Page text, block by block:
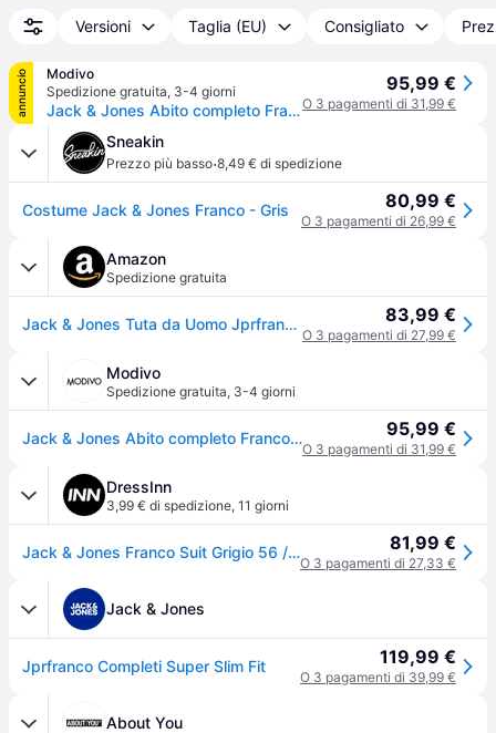
Versioni Taglia (EU) Consigliato
annuncio
Modivo
Spedizione gratuita, 3-4 giorni
Jack & Jones Abito completo Franco 12181339 Grigio Super Slim Fit
95,99 €
O 3 pagamenti di 31,99 €
Sneakin
Prezzo più basso·8,49 € di spedizione
Costume Jack & Jones Franco - Gris 80,99 €
O 3 pagamenti di 26,99 €
Amazon
Spedizione gratuita
Jack & Jones Tuta da Uomo Jprfranco Suit Noos, Grigio Chiaro mélange/vestibilità: Super Slim Fit, 60 83,99 €
O 3 pagamenti di 27,99 €
Modivo
Spedizione gratuita, 3-4 giorni
Jack & Jones Abito completo Franco 12181339 Grigio Super Slim Fit 95,99 €
O 3 pagamenti di 31,99 €
DressInn
3,99 € di spedizione, 11 giorni
Jack & Jones Franco Suit Grigio 56 / Regular Uomo 81,99 €
O 3 pagamenti di 27,33 €
Jack & Jones
Jprfranco Completi Super Slim Fit 119,99 €
O 3 pagamenti di 39,99 €
About You